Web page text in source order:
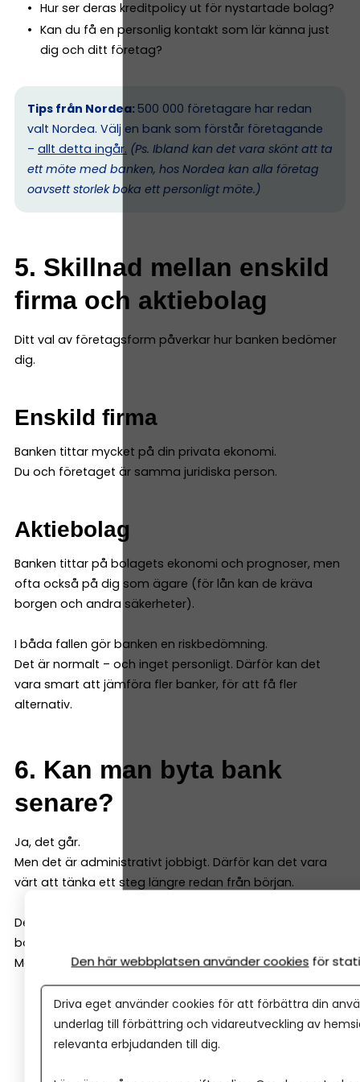
Hur ser deras kreditpolicy ut för nystartade bolag?
Kan du få en personlig kontakt som lär känna just
dig och ditt företag?
Tips från Nordea: 500 000 företagare har redan
valt Nordea. Välj en bank som förstår företagande
– allt detta ingår. (Ps. Ibland kan det vara skönt att ta
ett möte med banken, hos Nordea kan alla företag
oavsett storlek boka ett personligt möte.)
5. Skillnad mellan enskild
firma och aktiebolag
Ditt val av företagsform påverkar hur banken bedömer
dig.
Enskild firma
Banken tittar mycket på din privata ekonomi.
Du och företaget är samma juridiska person.
Aktiebolag
Banken tittar på bolagets ekonomi och prognoser, men
ofta också på dig som ägare (för lån kan de kräva
borgen och andra säkerheter).
I båda fallen gör banken en riskbedömning.
Det är normalt – och inget personligt. Därför kan det
vara smart att jämföra fler banker, för att få fler
alternativ.
6. Kan man byta bank
senare?
Ja, det går.
Men det är administrativt jobbigt. Därför kan det vara
värt att tänka ett steg längre redan från början.
Det betyder inte att du måste välja “den perfekta
banken”.
Men välj en bank som:
Har fungerande digitala tjänster och ett stort
utbud som matchar dina behov
Är van vid företag
Den här webbplatsen använder cookies för
Driva eget använder cookies för att förbättra din
underlag till förbättring och vidareutveckling av
relevanta erbjudanden till dig.